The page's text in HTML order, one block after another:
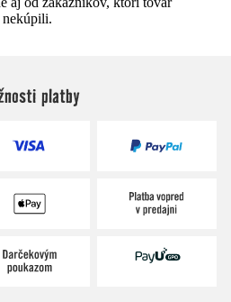
nekúpili.
platby